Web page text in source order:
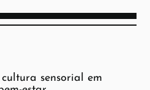
sensorial em